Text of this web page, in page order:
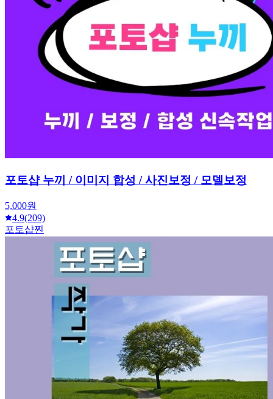
포토샵 누끼 / 이미지 합성 / 사진보정 / 모델보정
5,000원
4.9(209)
포토샵찐